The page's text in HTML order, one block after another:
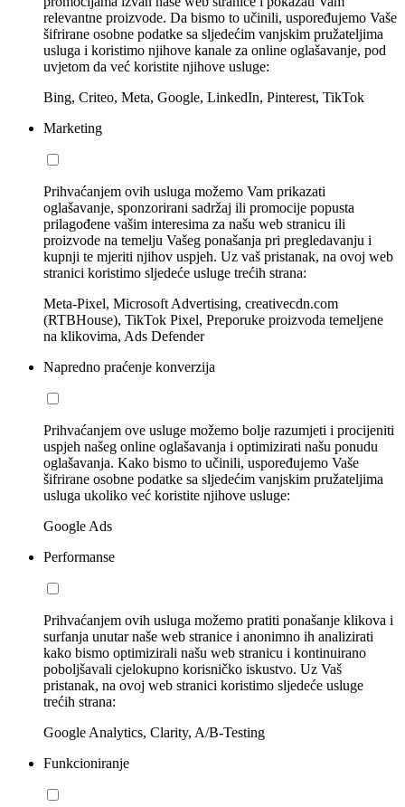
relevantne proizvode. Da bismo to učinili, uspoređujemo Vaše
šifrirane osobne podatke sa sljedećim vanjskim pružateljima
usluga i koristimo njihove kanale za online oglašavanje, pod
uvjetom da već koristite njihove usluge:
Bing, Criteo, Meta, Google, LinkedIn, Pinterest, TikTok
Marketing
Prihvaćanjem ovih usluga možemo Vam prikazati
oglašavanje, sponzorirani sadržaj ili promocije popusta
prilagođene vašim interesima za našu web stranicu ili
proizvode na temelju Vašeg ponašanja pri pregledavanju i
kupnji te mjeriti njihov uspjeh. Uz vaš pristanak, na ovoj web
stranici koristimo sljedeće usluge trećih strana:
Meta-Pixel, Microsoft Advertising, creativecdn.com
(RTBHouse), TikTok Pixel, Preporuke proizvoda temeljene
na klikovima, Ads Defender
Napredno praćenje konverzija
Prihvaćanjem ove usluge možemo bolje razumjeti i procijeniti
uspjeh našeg online oglašavanja i optimizirati našu ponudu
oglašavanja. Kako bismo to učinili, uspoređujemo Vaše
šifrirane osobne podatke sa sljedećim vanjskim pružateljima
usluga ukoliko već koristite njihove usluge:
Google Ads
Performanse
Prihvaćanjem ovih usluga možemo pratiti ponašanje klikova i
surfanja unutar naše web stranice i anonimno ih analizirati
kako bismo optimizirali našu web stranicu i kontinuirano
poboljšavali cjelokupno korisničko iskustvo. Uz Vaš
pristanak, na ovoj web stranici koristimo sljedeće usluge
trećih strana:
Google Analytics, Clarity, A/B-Testing
Funkcioniranje